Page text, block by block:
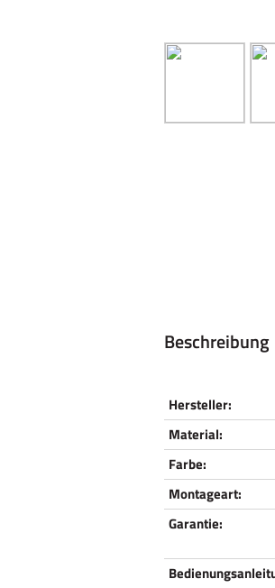
Beschreibung
Hersteller:
Material:
Farbe:
Montageart:
Garantie: